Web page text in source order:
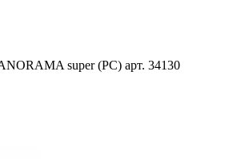
super (PC) арт. 34130